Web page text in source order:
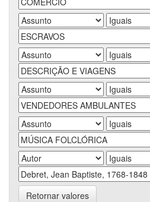
Retornar valores